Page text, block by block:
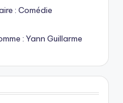
: Comédie
: Yann Guillarme